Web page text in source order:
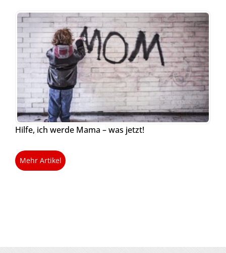
Hilfe, ich werde Mama – was jetzt!
Mehr Artikel